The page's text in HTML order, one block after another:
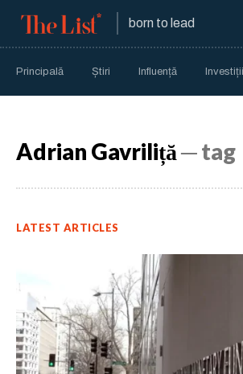
born to lead
Principală Știri Influență Investiții
Adrian Gavriliță─ tag
LATEST ARTICLES